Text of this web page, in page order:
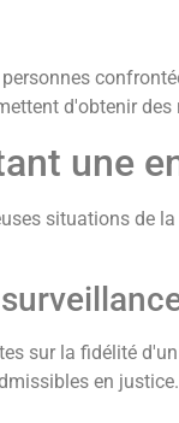
d'obtenir
une
situations de
sur la fidélité
en